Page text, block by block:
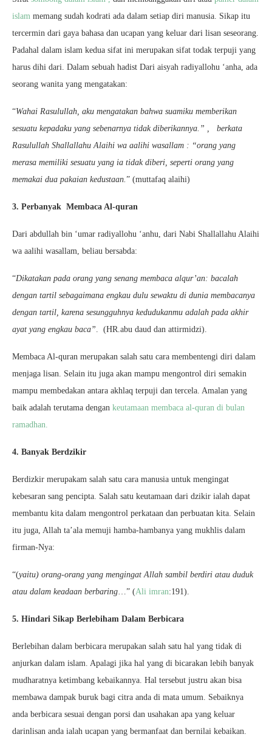
islam memang sudah kodrati ada dalam setiap diri manusia. Sikap itu
tercermin dari gaya bahasa dan ucapan yang keluar dari lisan seseorang.
Padahal dalam islam kedua sifat ini merupakan sifat todak terpuji yang
harus dihi dari. Dalam sebuah hadist Dari aisyah radiyallohu ‘anha, ada
seorang wanita yang mengatakan:
“Wahai Rasulullah, aku mengatakan bahwa suamiku memberikan
sesuatu kepadaku yang sebenarnya tidak diberikannya.” , berkata
Rasulullah Shallallahu Alaihi wa aalihi wasallam : “orang yang
merasa memiliki sesuatu yang ia tidak diberi, seperti orang yang
memakai dua pakaian kedustaan.” (muttafaq alaihi)
3. Perbanyak Membaca Al-quran
Dari abdullah bin ‘umar radiyallohu ‘anhu, dari Nabi Shallallahu Alaihi
wa aalihi wasallam, beliau bersabda:
“Dikatakan pada orang yang senang membaca alqur’an: bacalah
dengan tartil sebagaimana engkau dulu sewaktu di dunia membacanya
dengan tartil, karena sesungguhnya kedudukanmu adalah pada akhir
ayat yang engkau baca”. (HR.abu daud dan attirmidzi).
Membaca Al-quran merupakan salah satu cara membentengi diri dalam
menjaga lisan. Selain itu juga akan mampu mengontrol diri semakin
mampu membedakan antara akhlaq terpuji dan tercela. Amalan yang
baik adalah terutama dengan keutamaan membaca al-quran di bulan
ramadhan.
4. Banyak Berdzikir
Berdizkir merupakam salah satu cara manusia untuk mengingat
kebesaran sang pencipta. Salah satu keutamaan dari dzikir ialah dapat
membantu kita dalam mengontrol perkataan dan perbuatan kita. Selain
itu juga, Allah ta’ala memuji hamba-hambanya yang mukhlis dalam
firman-Nya:
“(yaitu) orang-orang yang mengingat Allah sambil berdiri atau duduk
atau dalam keadaan berbaring…” (Ali imran:191).
5. Hindari Sikap Berlebiham Dalam Berbicara
Berlebihan dalam berbicara merupakan salah satu hal yang tidak di
anjurkan dalam islam. Apalagi jika hal yang di bicarakan lebih banyak
mudharatnya ketimbang kebaikannya. Hal tersebut justru akan bisa
membawa dampak buruk bagi citra anda di mata umum. Sebaiknya
anda berbicara sesuai dengan porsi dan usahakan apa yang keluar
darinlisan anda ialah ucapan yang bermanfaat dan bernilai kebaikan.